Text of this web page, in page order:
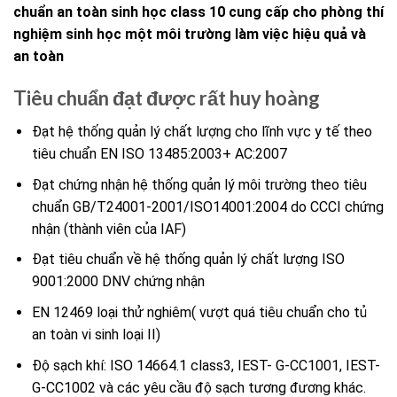
chuẩn an toàn sinh học class 10 cung cấp cho phòng thí
nghiệm sinh học một môi trường làm việc hiệu quả và
an toàn
Tiêu chuẩn đạt được rất huy hoàng
Đạt hệ thống quản lý chất lượng cho lĩnh vực y tế theo
tiêu chuẩn EN ISO 13485:2003+ AC:2007
Đạt chứng nhận hệ thống quản lý môi trường theo tiêu
chuẩn GB/T24001-2001/ISO14001:2004 do CCCI chứng
nhận (thành viên của IAF)
Đạt tiêu chuẩn về hệ thống quản lý chất lượng ISO
9001:2000 DNV chứng nhận
EN 12469 loại thử nghiêm( vượt quá tiêu chuẩn cho tủ
an toàn vi sinh loại II)
Độ sạch khí: ISO 14664.1 class3, IEST- G-CC1001, IEST-
G-CC1002 và các yêu cầu độ sạch tương đương khác.